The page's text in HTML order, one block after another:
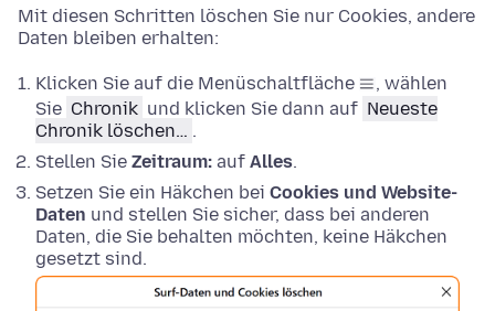
Mit diesen Schritten löschen Sie nur Cookies, andere
Daten bleiben erhalten:
Klicken Sie auf die Menüschaltfläche
, wählen
Sie Chronik und klicken Sie dann auf Neueste
Chronik löschen… .
Stellen Sie Zeitraum: auf Alles.
Setzen Sie ein Häkchen bei Cookies und Website-
Daten und stellen Sie sicher, dass bei anderen
Daten, die Sie behalten möchten, keine Häkchen
gesetzt sind.